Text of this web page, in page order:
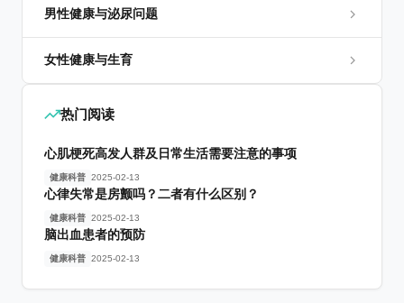
男性健康与泌尿问题
女性健康与生育
热门阅读
心肌梗死高发人群及日常生活需要注意的事项
健康科普 2025-02-13
心律失常是房颤吗？二者有什么区别？
健康科普 2025-02-13
脑出血患者的预防
健康科普 2025-02-13